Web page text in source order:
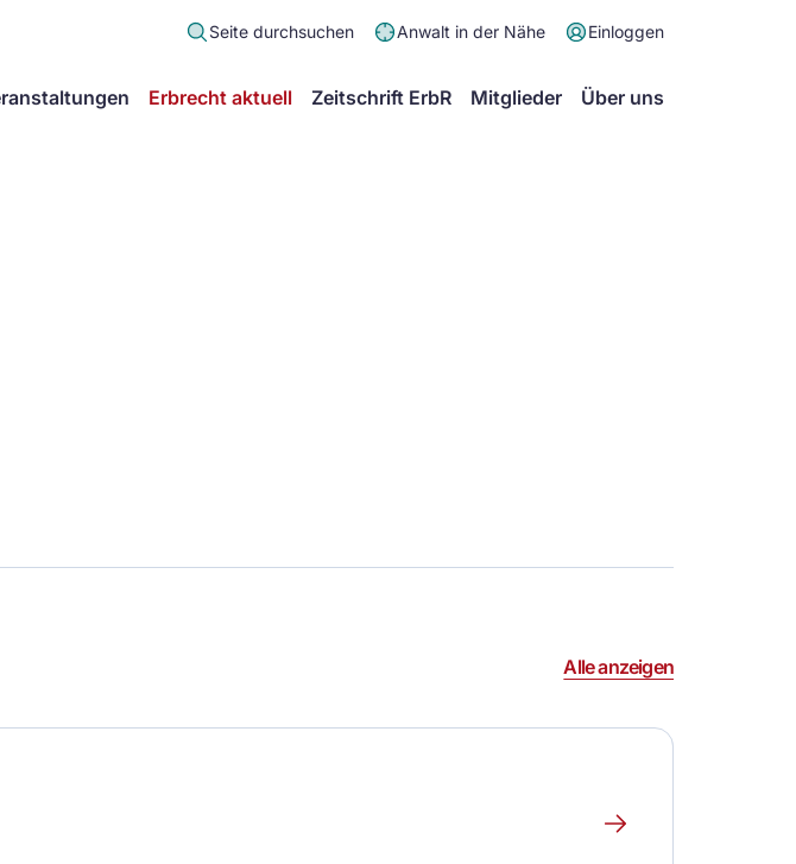
Seite durchsuchen Anwalt in der Nähe Einloggen
Erbrecht aktuell Zeitschrift ErbR Mitglieder Über uns
Alle anzeigen
Erfahre